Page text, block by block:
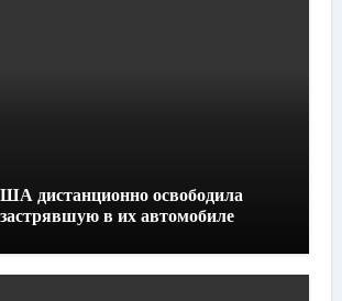
дистанционно освободила
в их автомобиле